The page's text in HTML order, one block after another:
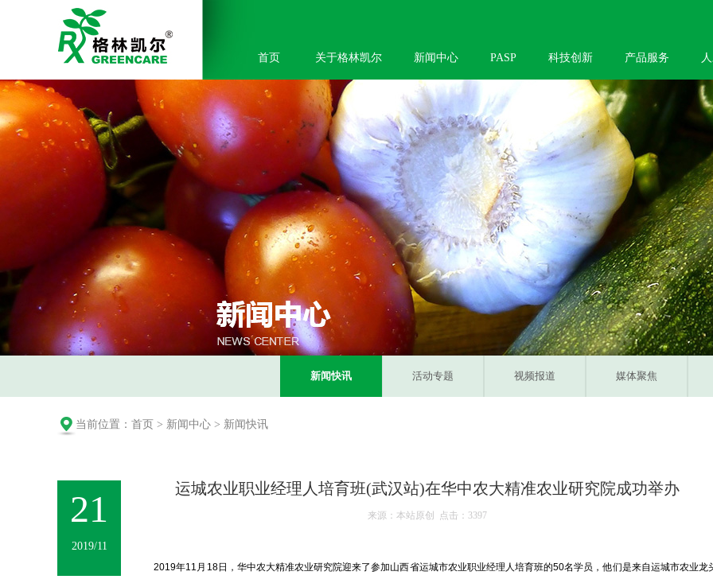
首页 关于格林凯尔 新闻中心 PASP 科技创新 产品服务
新闻快讯 活动专题 视频报道 媒体聚焦
当前位置： 首页 > 新闻中心 > 新闻快讯
运城农业职业经理人培育班(武汉站)在华中农大精准农业研究院成功举办
来源：本站原创 点击： 3397
21
2019/11
2019年11月18日，华中农大精准农业研究院迎来了参加山西省运城市农业职业经理人培育班的50名学员，他们是来自运城市农业龙